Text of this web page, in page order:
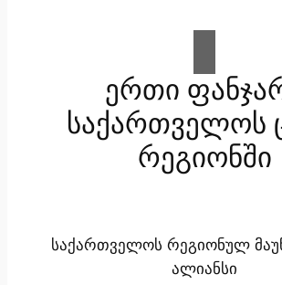
ერთი
საქართველოს
რეგიონში
საქართველოს რეგიონულ
ალიანსი